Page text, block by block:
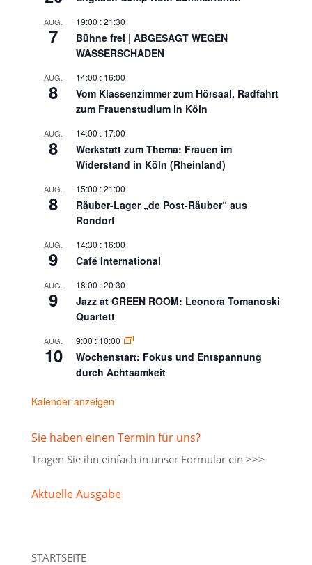
AUG.
7
19:00 :21:30
Bühne frei | ABGESAGT WEGEN
WASSERSCHADEN
AUG.
8
14:00 : 16:00
Vom Klassenzimmer zum Hörsaal, Radfahrt
zum Frauenstudium in Köln
AUG.
8
14:00 : 17:00
Werkstatt zum Thema: Frauen im
Widerstand in Köln (Rheinland)
AUG.
8
15:00 :21:00
Räuber-Lager „de Post-Räuber“ aus
Rondorf
AUG.
9
14:30 : 16:00
Café International
AUG.
9
18:00 :20:30
Jazz at GREEN ROOM: Leonora Tomanoski
Quartett
AUG.
10
9:00 : 10:00
Wochenstart: Fokus und Entspannung
durch Achtsamkeit
Kalender anzeigen
Sie haben einen Termin für uns?
Tragen Sie ihn einfach in unser Formular ein >>>
Aktuelle Ausgabe
STARTSEITE